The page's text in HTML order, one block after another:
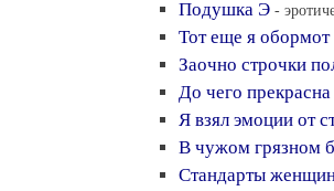
Подушка Э -
Тот еще я
Заочно строчки
До чего
Я взял эмоции от
В чужом грязном
Стандарты